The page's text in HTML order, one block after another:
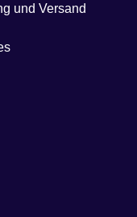
und Versand